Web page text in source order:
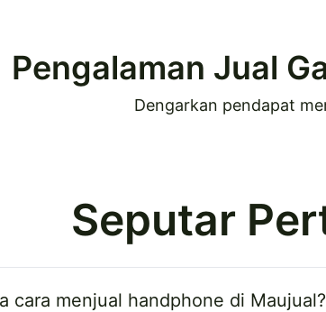
Pengalaman Jual
Dengarkan pendapat
Seputar
cara menjual handphone di Maujual?